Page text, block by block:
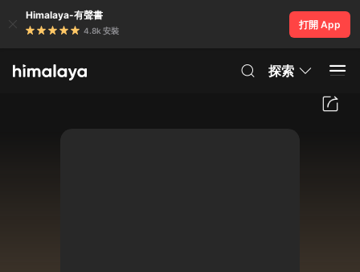
Himalaya-有聲書
4.8k 安裝
打開 App
探索